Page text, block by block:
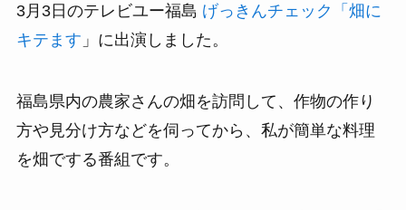
3月3日のテレビユー福島 げっきんチェック「畑に
キテます 」に出演しました。
福島県内の農家さんの畑を訪問して、作物の作り
方や見分け方などを伺ってから、私が簡単な料理
を畑でする番組です。